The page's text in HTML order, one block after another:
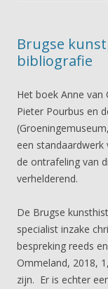
Brugse
bibliografie
Het boek Anne van
Pieter Pourbus en
een
de ontrafeling van
verhelderend.
De Brugse
specialist inzake
bespreking reeds
Ommeland, 2018,
zijn. Er is echter